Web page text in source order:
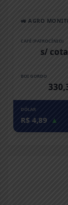
🚜 AGRO
CAFÉ (PATROCÍNIO)
s/
BOI GORDO
DÓLAR
R$ 4,89 ▲